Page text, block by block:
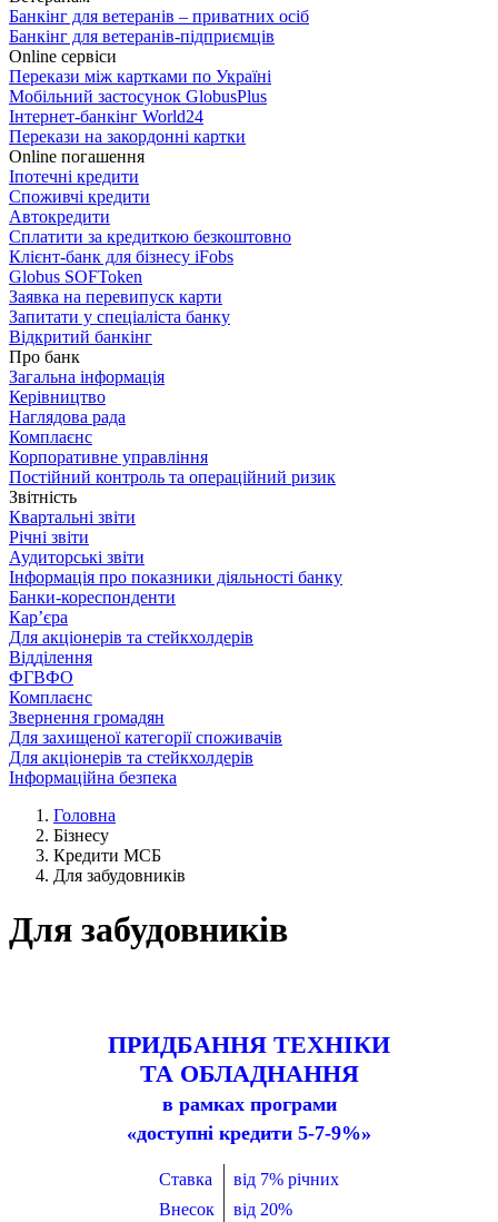
Банкінг для ветеранів – приватних осіб
Банкінг для ветеранів-підприємців
Online сервіси
Перекази між картками по Україні
Мобільний застосунок GlobusPlus
Інтернет-банкінг World24
Перекази на закордонні картки
Online погашення
Іпотечні кредити
Споживчі кредити
Автокредити
Сплатити за кредиткою безкоштовно
Клієнт-банк для бізнесу iFobs
Globus SOFToken
Заявка на перевипуск карти
Запитати у спеціаліста банку
Відкритий банкінг
Про банк
Загальна інформація
Керівництво
Наглядова рада
Комплаєнс
Корпоративне управління
Постійний контроль та операційний ризик
Звітність
Квартальні звіти
Річні звіти
Аудиторські звіти
Інформація про показники діяльності банку
Банки-кореспонденти
Кар’єра
Для акціонерів та стейкхолдерів
Відділення
ФГВФО
Комплаєнс
Звернення громадян
Для захищеної категорії споживачів
Для акціонерів та стейкхолдерів
Інформаційна безпека
Головна
Бізнесу
Кредити МСБ
Для забудовників
Для забудовників
ПРИДБАННЯ ТЕХНІКИ
ТА ОБЛАДНАННЯ
в рамках програми
«доступні кредити 5-7-9%»
Ставка
від 7% річних
Внесок
від 20%